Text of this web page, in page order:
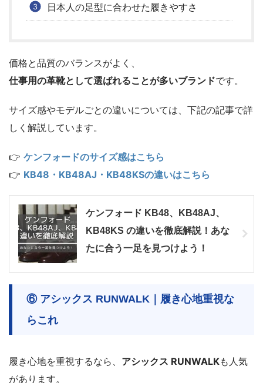
日本人の足型に合わせた履きやすさ
価格と品質のバランスがよく、
仕事用の革靴として選ばれることが多いブランドです。
サイズ感やモデルごとの違いについては、下記の記事で詳
しく解説しています。
👉 ケンフォードのサイズ感はこちら
👉 KB48・KB48AJ・KB48KSの違いはこちら
ケンフォード KB48、KB48AJ、
KB48KS の違いを徹底解説！あな
たに合う一足を見つけよう！
⑥ アシックス RUNWALK｜履き心地重視な
らこれ
履き心地を重視するなら、 アシックス RUNWALKも人気
があります。